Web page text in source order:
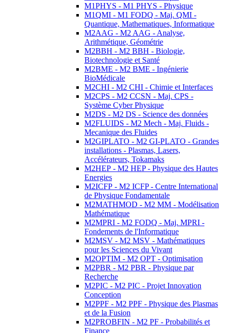
M1PHYS - M1 PHYS - Physique
M1QMI - M1 FODQ - Maj. QMI -
Quantique, Mathematiques, Informatique
M2AAG - M2 AAG - Analyse,
Arithmétique, Géométrie
M2BBH - M2 BBH - Biologie,
Biotechnologie et Santé
M2BME - M2 BME - Ingénierie
BioMédicale
M2CHI - M2 CHI - Chimie et Interfaces
M2CPS - M2 CCSN - Maj. CPS -
Système Cyber Physique
M2DS - M2 DS - Science des données
M2FLUIDS - M2 Mech - Maj. Fluids -
Mecanique des Fluides
M2GIPLATO - M2 GI-PLATO - Grandes
installations - Plasmas, Lasers,
Accélérateurs, Tokamaks
M2HEP - M2 HEP - Physique des Hautes
Energies
M2ICFP - M2 ICFP - Centre International
de Physique Fondamentale
M2MATHMOD - M2 MM - Modélisation
Mathématique
M2MPRI - M2 FODQ - Maj. MPRI -
Fondements de l'Informatique
M2MSV - M2 MSV - Mathématiques
pour les Sciences du Vivant
M2OPTIM - M2 OPT - Optimisation
M2PBR - M2 PBR - Physique par
Recherche
M2PIC - M2 PIC - Projet Innovation
Conception
M2PPF - M2 PPF - Physique des Plasmas
et de la Fusion
M2PROBFIN - M2 PF - Probabilités et
Finance